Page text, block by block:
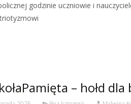
godzinie uczniowie i
– hołd